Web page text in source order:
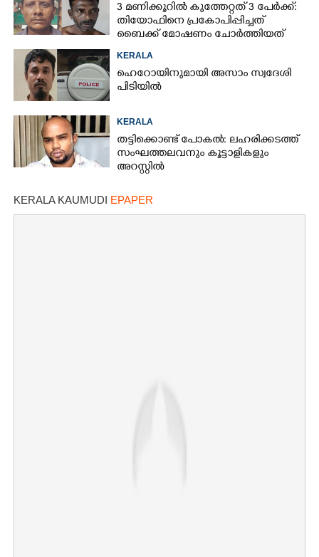
3 മണിക്കൂറിൽ കുത്തേറ്റത് 3 പേർക്ക്:
തിയോഫിനെ പ്രകോപിപ്പിച്ചത്
ബൈക്ക് മോഷണം ചോർത്തിയത്
KERALA
ഹെറോയിനുമായി അസാം സ്വദേശി
പിടിയിൽ
KERALA
തട്ടിക്കൊണ്ട് പോകൽ: ലഹരിക്കടത്ത്
സംഘത്തലവനും കൂട്ടാളികളും
അറസ്റ്റിൽ
KERALA KAUMUDI EPAPER